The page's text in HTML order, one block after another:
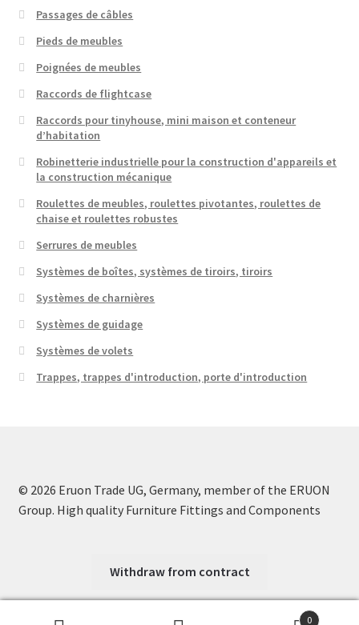
Passages de câbles
Pieds de meubles
Poignées de meubles
Raccords de flightcase
Raccords pour tinyhouse, mini maison et conteneur
d’habitation
Robinetterie industrielle pour la construction d'appareils et
la construction mécanique
Roulettes de meubles, roulettes pivotantes, roulettes de
chaise et roulettes robustes
Serrures de meubles
Systèmes de boîtes, systèmes de tiroirs, tiroirs
Systèmes de charnières
Systèmes de guidage
Systèmes de volets
Trappes, trappes d'introduction, porte d'introduction
© 2026 Eruon Trade UG, Germany, member of the ERUON
Group. High quality Furniture Fittings and Components
Withdraw from contract
0